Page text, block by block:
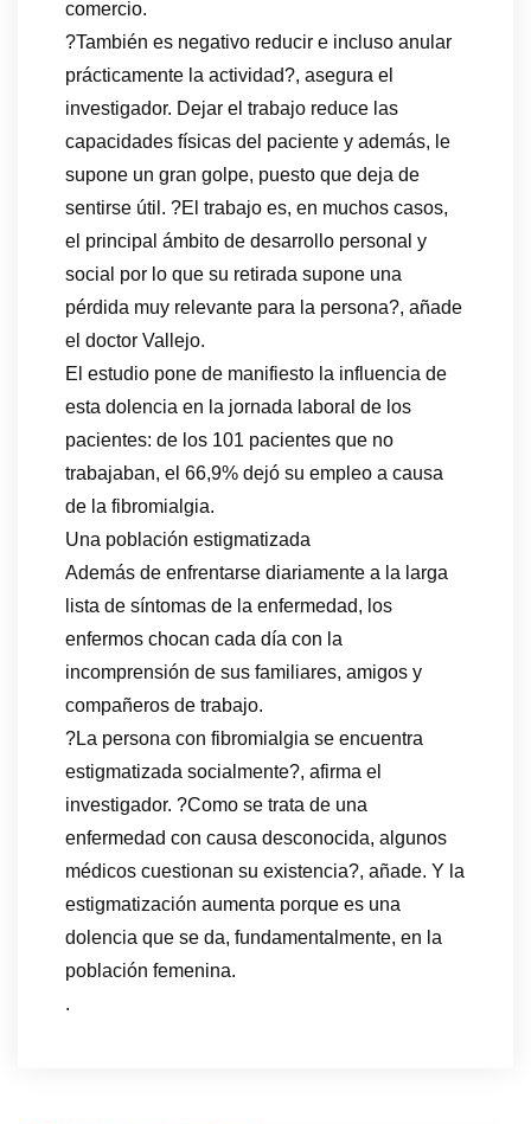
comercio.
?También es negativo reducir e incluso anular
prácticamente la actividad?, asegura el
investigador. Dejar el trabajo reduce las
capacidades físicas del paciente y además, le
supone un gran golpe, puesto que deja de
sentirse útil. ?El trabajo es, en muchos casos,
el principal ámbito de desarrollo personal y
social por lo que su retirada supone una
pérdida muy relevante para la persona?, añade
el doctor Vallejo.
El estudio pone de manifiesto la influencia de
esta dolencia en la jornada laboral de los
pacientes: de los 101 pacientes que no
trabajaban, el 66,9% dejó su empleo a causa
de la fibromialgia.
Una población estigmatizada
Además de enfrentarse diariamente a la larga
lista de síntomas de la enfermedad, los
enfermos chocan cada día con la
incomprensión de sus familiares, amigos y
compañeros de trabajo.
?La persona con fibromialgia se encuentra
estigmatizada socialmente?, afirma el
investigador. ?Como se trata de una
enfermedad con causa desconocida, algunos
médicos cuestionan su existencia?, añade. Y la
estigmatización aumenta porque es una
dolencia que se da, fundamentalmente, en la
población femenina.
.